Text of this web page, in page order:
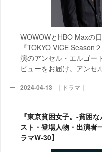
WOWOWとHBO Maxの
『TOKYO VICE Season
演のアンセル・エルゴー
ビューをお届け。アンセ
2024-04-13 ｜ドラマ｜
『東京貧困女子。-貧困
スト・登場人物・出演者
ラマW-30】